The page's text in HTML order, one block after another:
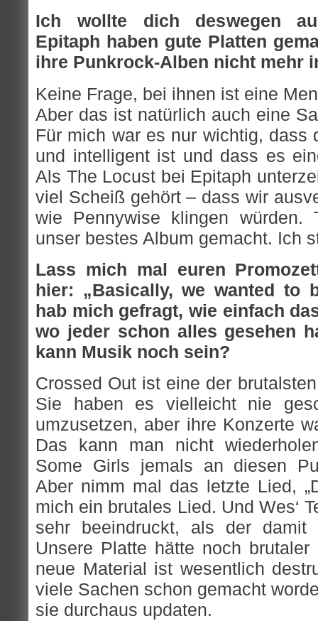
Ich wollte dich deswegen
Epitaph haben gute Platten
ihre Punkrock-Alben nicht mehr
Keine Frage, bei ihnen ist eine
Aber das ist natürlich auch eine
Für mich war es nur wichtig, dass
und intelligent ist und dass es
Als The Locust bei Epitaph
viel Scheiß gehört – dass wir
wie Pennywise klingen würden.
unser bestes Album gemacht. Ich
Lass mich mal euren
hier: „Basically, we wanted to
hab mich gefragt, wie einfach
wo jeder schon alles gesehen
kann Musik noch sein?
Crossed Out ist eine der
Sie haben es vielleicht nie
umzusetzen, aber ihre Konzerte
Das kann man nicht
Some Girls jemals an diesen
Aber nimm mal das letzte Lied,
mich ein brutales Lied. Und Wes‘
sehr beeindruckt, als der damit
Unsere Platte hätte noch
neue Material ist wesentlich
viele Sachen schon gemacht
sie durchaus updaten.